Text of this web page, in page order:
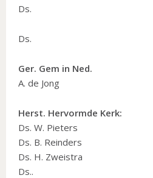
Ds.
Ds.
Ger. Gem in Ned.
A. de Jong
Herst. Hervormde Kerk:
Ds. W. Pieters
Ds. B. Reinders
Ds. H. Zweistra
Ds..